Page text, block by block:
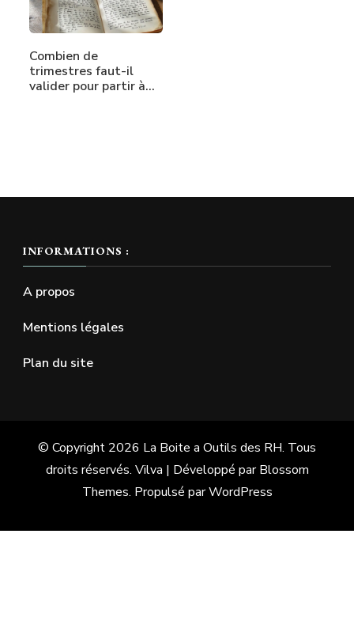
Combien de
trimestres faut-il
valider pour partir à…
INFORMATIONS :
A propos
Mentions légales
Plan du site
© Copyright 2026 La Boite a Outils des RH. Tous
droits réservés. Vilva | Développé parBlossom
Themes. Propulsé parWordPress